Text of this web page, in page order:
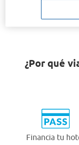
¿Por qué
Financia tu